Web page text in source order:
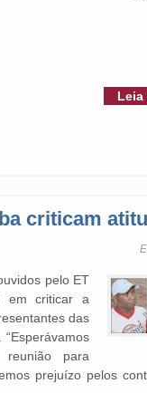
Leia
criticam
pelo ET
em criticar a
das
para
prejuízo pelos